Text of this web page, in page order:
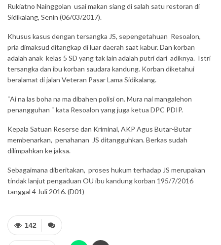
Rukiatno Nainggolan usai makan siang di salah satu restoran di
Sidikalang, Senin (06/03/2017).
Khusus kasus dengan tersangka JS, sepengetahuan Resoalon,
pria dimaksud ditangkap di luar daerah saat kabur. Dan korban
adalah anak kelas 5 SD yang tak lain adalah putri dari adiknya. Istri
tersangka dan ibu korban saudara kandung. Korban diketahui
beralamat di jalan Veteran Pasar Lama Sidikalang.
“Ai na las boha na ma dibahen polisi on. Mura nai mangalehon
penangguhan “ kata Resoalon yang juga ketua DPC PDIP.
Kepala Satuan Reserse dan Kriminal, AKP Agus Butar-Butar
membenarkan, penahanan JS ditangguhkan. Berkas sudah
dilimpahkan ke jaksa.
Sebagaimana diberitakan, proses hukum terhadap JS merupakan
tindak lanjut pengaduan OU ibu kandung korban 195/7/2016
tanggal 4 Juli 2016. (D01)
142